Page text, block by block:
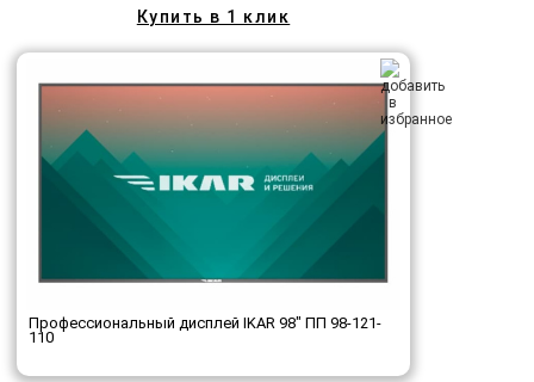
Купить в 1 клик
Профессиональный дисплей IKAR 98" ПП 98-121-
110